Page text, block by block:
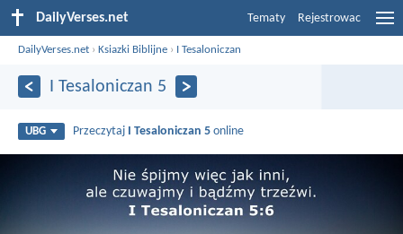
DailyVerses.net Tematy Rejestrowac
DailyVerses.net ›Ksiazki Biblijne › I Tesaloniczan
I Tesaloniczan 5
UBG Przeczytaj I Tesaloniczan 5 online